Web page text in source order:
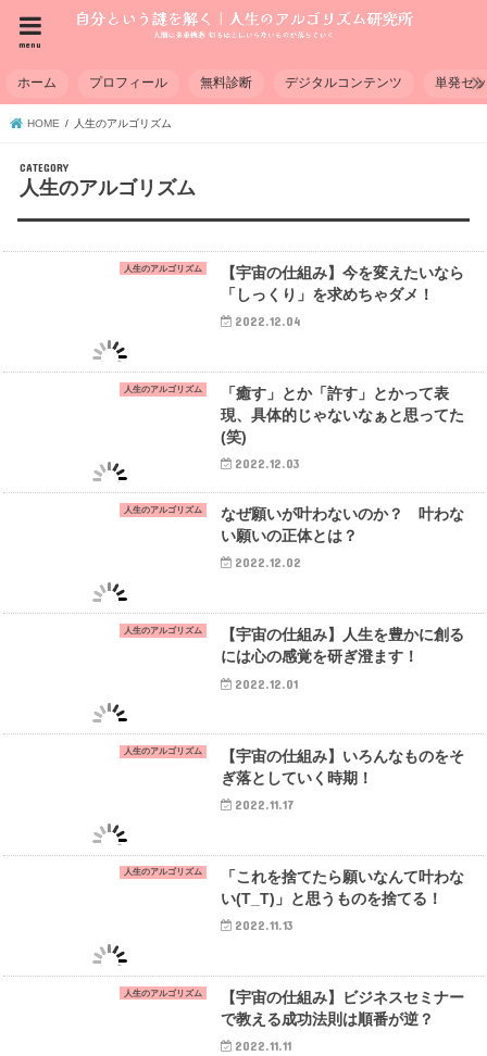
menu
ホーム プロフィール 無料診断 デジタルコンテンツ 単発セ
HOME 人生のアルゴリズム
人生のアルゴリズム
人生のアルゴリズム
【宇宙の仕組み】今を変えたいなら
「しっくり」を求めちゃダメ！
2022.12.04
人生のアルゴリズム
「癒す」とか「許す」とかって表
現、具体的じゃないなぁと思ってた
(笑)
2022.12.03
人生のアルゴリズム
なぜ願いが叶わないのか？ 叶わな
い願いの正体とは？
2022.12.02
人生のアルゴリズム
【宇宙の仕組み】人生を豊かに創る
には心の感覚を研ぎ澄ます！
2022.12.01
人生のアルゴリズム
【宇宙の仕組み】いろんなものをそ
ぎ落としていく時期！
2022.11.17
人生のアルゴリズム
「これを捨てたら願いなんて叶わな
い(T_T)」と思うものを捨てる！
2022.11.13
人生のアルゴリズム
【宇宙の仕組み】ビジネスセミナー
で教える成功法則は順番が逆？
2022.11.11